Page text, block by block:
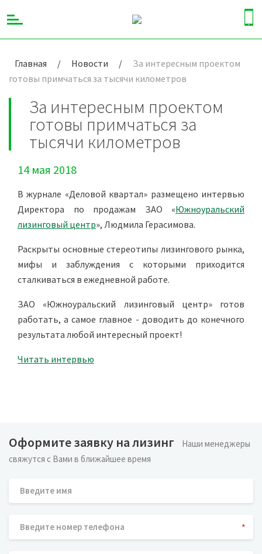
Главная / Новости /
За интересным проектом
готовы примчаться за тысячи километров
За интересным проектом
готовы примчаться за
тысячи километров
14 мая 2018
В журнале «Деловой квартал» размещено интервью
Директора по продажам ЗАО «Южноуральский
лизинговый центр», Людмила Герасимова.
Раскрыты основные стереотипы лизингового рынка,
мифы и заблуждения с которыми приходится
сталкиваться в ежедневной работе.
ЗАО «Южноуральский лизинговый центр» готов
работать, а самое главное - доводить до конечного
результата любой интересный проект!
Читать интервью
Оформите заявку на лизинг
Наши менеджеры
свяжутся с Вами в ближайшее время
*